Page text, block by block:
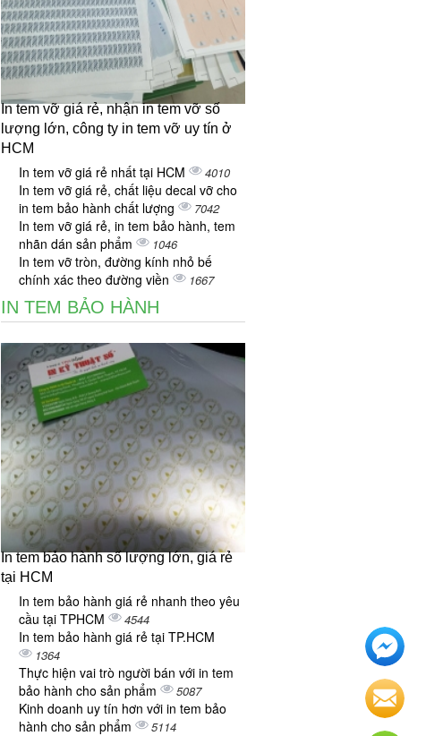
In tem vỡ giá rẻ, nhận in tem vỡ số
lượng lớn, công ty in tem vỡ uy tín ở
HCM
In tem vỡ giá rẻ nhất tại HCM 4010
In tem vỡ giá rẻ, chất liệu decal vỡ cho
in tem bảo hành chất lượng
7042
In tem vỡ giá rẻ, in tem bảo hành, tem
nhãn dán sản phẩm
1046
In tem vỡ tròn, đường kính nhỏ bế
chính xác theo đường viền
1667
IN TEM BẢO HÀNH
In tem bảo hành số lượng lớn, giá rẻ
tại HCM
In tem bảo hành giá rẻ nhanh theo yêu
cầu tại TPHCM
4544
In tem bảo hành giá rẻ tại TP.HCM
1364
Thực hiện vai trò người bán với in tem
bảo hành cho sản phẩm
5087
Kinh doanh uy tín hơn với in tem bảo
hành cho sản phẩm
5114